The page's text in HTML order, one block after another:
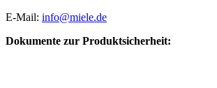
E-Mail: info@miele.de
Dokumente zur Produktsicherheit: